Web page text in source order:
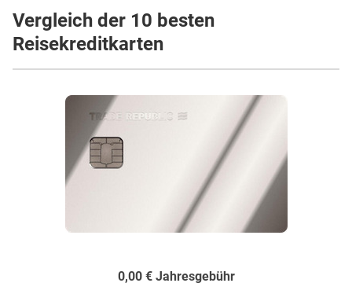
Vergleich der 10 besten
Reisekreditkarten
0,00 € Jahresgebühr